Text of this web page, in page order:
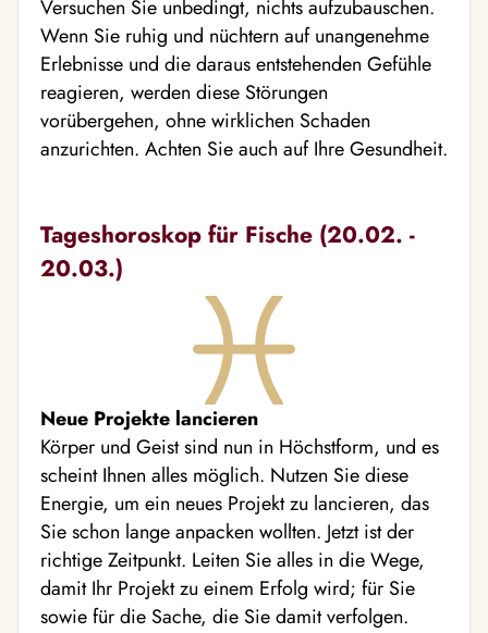
Versuchen Sie unbedingt, nichts aufzubauschen.
Wenn Sie ruhig und nüchtern auf unangenehme
Erlebnisse und die daraus entstehenden Gefühle
reagieren, werden diese Störungen
vorübergehen, ohne wirklichen Schaden
anzurichten. Achten Sie auch auf Ihre Gesundheit.
Tageshoroskop für Fische (20.02. -
20.03.)
Neue Projekte lancieren
Körper und Geist sind nun in Höchstform, und es
scheint Ihnen alles möglich. Nutzen Sie diese
Energie, um ein neues Projekt zu lancieren, das
Sie schon lange anpacken wollten. Jetzt ist der
richtige Zeitpunkt. Leiten Sie alles in die Wege,
damit Ihr Projekt zu einem Erfolg wird; für Sie
sowie für die Sache, die Sie damit verfolgen.